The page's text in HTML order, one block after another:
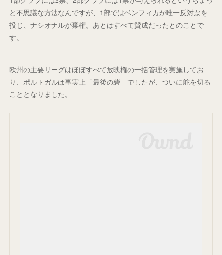
と不思議な方法なんですが、1部ではベンフィカが唯一反対票を
投じ、ナシオナルが棄権。あとはすべて賛成だったとのことで
す。
欧州の主要リーグはほぼすべて放映権の一括管理を実施してお
り、ポルトガルは事実上「最後の砦」でしたが、ついに舵を切る
こととなりました。